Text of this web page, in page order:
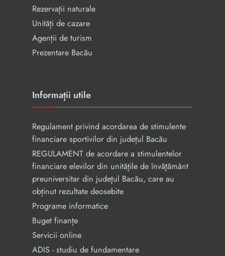
Rezervaţii naturale
Unități de cazare
Agenții de turism
Prezentare Bacău
Informații utile
Regulament privind acordarea de stimulente
financiare sportivilor din județul Bacău
REGULAMENT de acordare a stimulentelor
financiare elevilor din unităţile de învăţământ
preuniversitar din judeţul Bacău, care au
obținut rezultate deosebite
Programe informatice
Buget finanțe
Servicii online
ADIS - studiu de fundamentare